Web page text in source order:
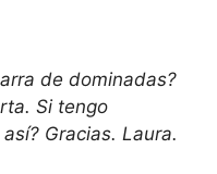
de dominadas?
Si tengo
Gracias. Laura.